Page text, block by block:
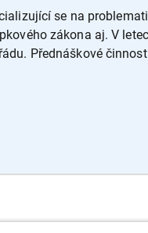
se na
zákona aj. V
Přednáškové